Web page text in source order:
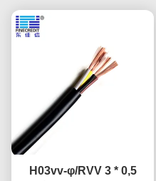
H03vv-φ/RVV 3 * 0,5